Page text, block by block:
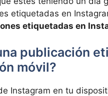
etiquetadas en
etiquetadas en
publicación
móvil?
Instagram en‍ tu